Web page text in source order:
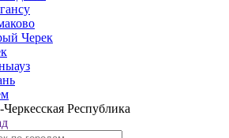
Черек
Черкесская Республика